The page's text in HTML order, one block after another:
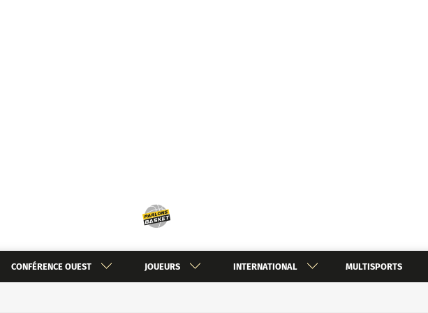
CONFÉRENCE OUEST JOUEURS INTERNATIONAL MULTISPORTS